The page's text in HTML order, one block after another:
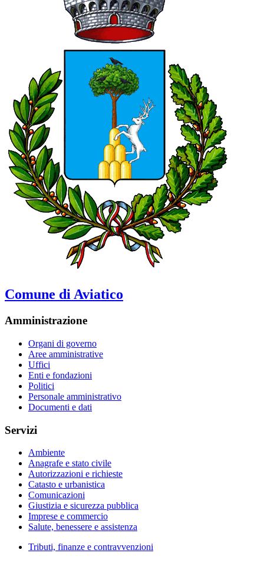
Comune di Aviatico
Amministrazione
Organi di governo
Aree amministrative
Uffici
Enti e fondazioni
Politici
Personale amministrativo
Documenti e dati
Servizi
Ambiente
Anagrafe e stato civile
Autorizzazioni e richieste
Catasto e urbanistica
Comunicazioni
Giustizia e sicurezza pubblica
Imprese e commercio
Salute, benessere e assistenza
Tributi, finanze e contravvenzioni